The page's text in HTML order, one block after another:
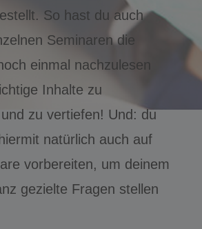
So hast du auch
Seminaren die
einmal nachzulesen
Inhalte zu
zu vertiefen! Und: du
natürlich auch auf
vorbereiten, um deinem
gezielte Fragen stellen